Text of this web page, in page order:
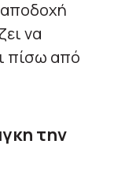
αποδοχή
να
πίσω από
την